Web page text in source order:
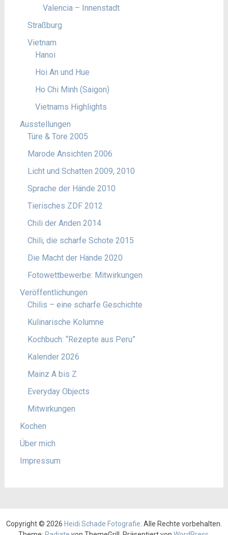
Valencia – Innenstadt
Straßburg
Vietnam
Hanoi
Hoi An und Hue
Ho Chi Minh (Saigon)
Vietnams Highlights
Ausstellungen
Türe & Tore 2005
Marode Ansichten 2006
Licht und Schatten 2009, 2010
Sprache der Hände 2010
Tierisches ZDF 2012
Chili der Anden 2014
Chili, die scharfe Schote 2015
Die Macht der Hände 2020
Fotowettbewerbe: Mitwirkungen
Veröffentlichungen
Chilis – eine scharfe Geschichte
Kulinarische Kolumne
Kochbuch: “Rezepte aus Peru”
Kalender 2026
Mainz A bis Z
Everyday Objects
Mitwirkungen
Kochen
Über mich
Impressum
Copyright © 2026 Heidi Schade Fotografie . Alle Rechte vorbehalten.